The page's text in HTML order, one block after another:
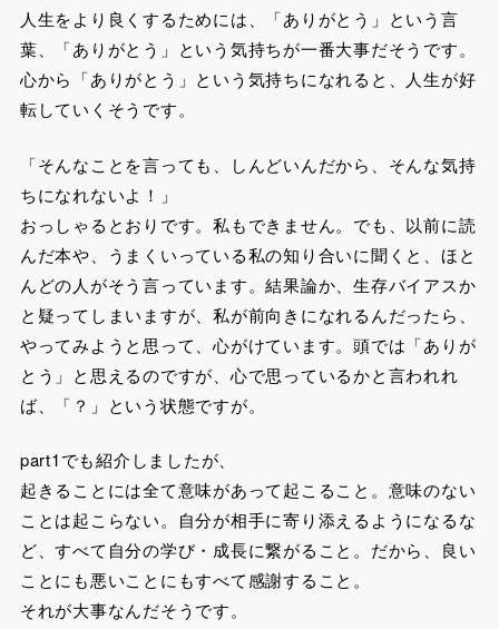
人生をより良くするためには、「ありがとう」という言
葉、「ありがとう」という気持ちが一番大事だそうです。
心から「ありがとう」という気持ちになれると、人生が好
転していくそうです。
「そんなことを言っても、しんどいんだから、そんな気持
ちになれないよ！」
おっしゃるとおりです。私もできません。でも、以前に読
んだ本や、うまくいっている私の知り合いに聞くと、ほと
んどの人がそう言っています。結果論か、生存バイアスか
と疑ってしまいますが、私が前向きになれるんだったら、
やってみようと思って、心がけています。頭では「ありが
とう」と思えるのですが、心で思っているかと言われれ
ば、「？」という状態ですが。
part1でも紹介しましたが、
起きることには全て意味があって起こること。意味のない
ことは起こらない。自分が相手に寄り添えるようになるな
ど、すべて自分の学び・成長に繋がること。だから、良い
ことにも悪いことにもすべて感謝すること。
それが大事なんだそうです。